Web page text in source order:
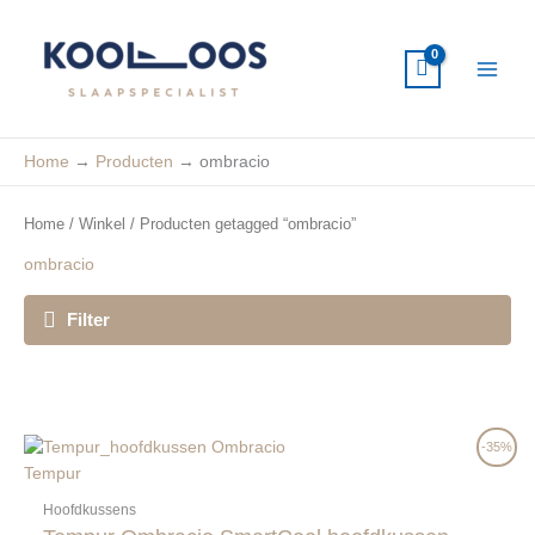
Home Producten ombracio
Home / Winkel / Producten getagged “ombracio”
ombracio
Filter
-35%
Tempur
Hoofdkussens
Oorspronkelijke
prijs
Huidige